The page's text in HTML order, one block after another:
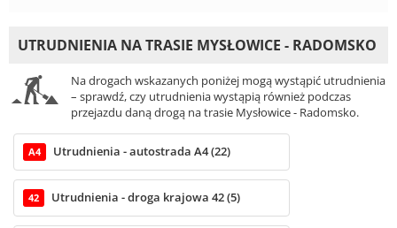
UTRUDNIENIA NA TRASIE MYSŁOWICE - RADOMSKO
Na drogach wskazanych poniżej mogą wystąpić utrudnienia
– sprawdź, czy utrudnienia wystąpią również podczas
przejazdu daną drogą na trasie Mysłowice - Radomsko.
A4 Utrudnienia - autostrada A4 (22)
42 Utrudnienia - droga krajowa 42 (5)